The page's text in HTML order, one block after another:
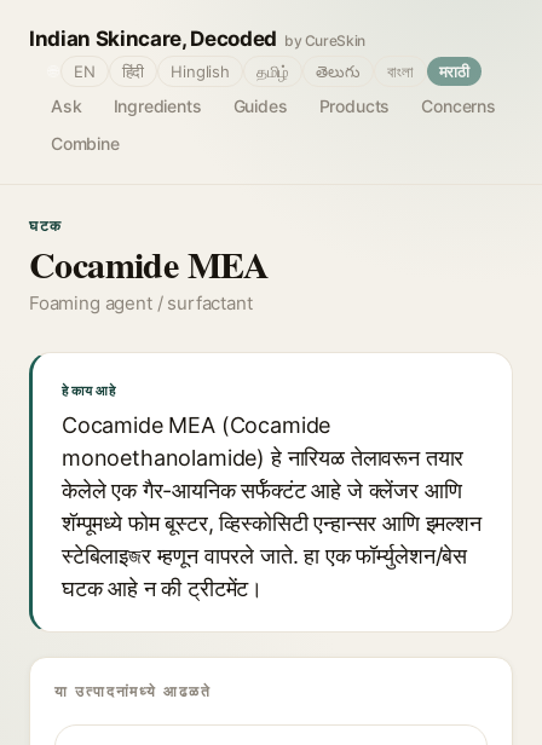
Indian Skincare, Decoded by CureSkin
Ask Ingredients Guides Products
Concerns
Combine
EN हिंदी Hinglish தமிழ் తెలుగు বাংলা मराठी
घटक
Cocamide MEA
Foaming agent / surfactant
हे काय आहे
Cocamide MEA (Cocamide
monoethanolamide) हे नारियळ तेलावरून तयार
केलेले एक गैर-आयनिक सर्फॅक्टंट आहे जे क्लेंजर आणि
शॅम्पूमध्ये फोम बूस्टर, व्हिस्कोसिटी एन्हान्सर आणि इमल्शन
स्टेबिलाइজर म्हणून वापरले जाते. हा एक फॉर्म्युलेशन/बेस
घटक आहे न की ट्रीटमेंट।
या उत्पादनांमध्ये आढळते